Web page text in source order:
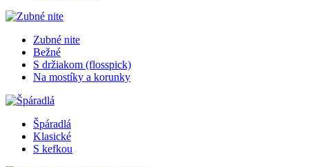
Zubné nite
Bežné
S držiakom (flosspick)
Na mostíky a korunky
Špáradlá
Klasické
S kefkou